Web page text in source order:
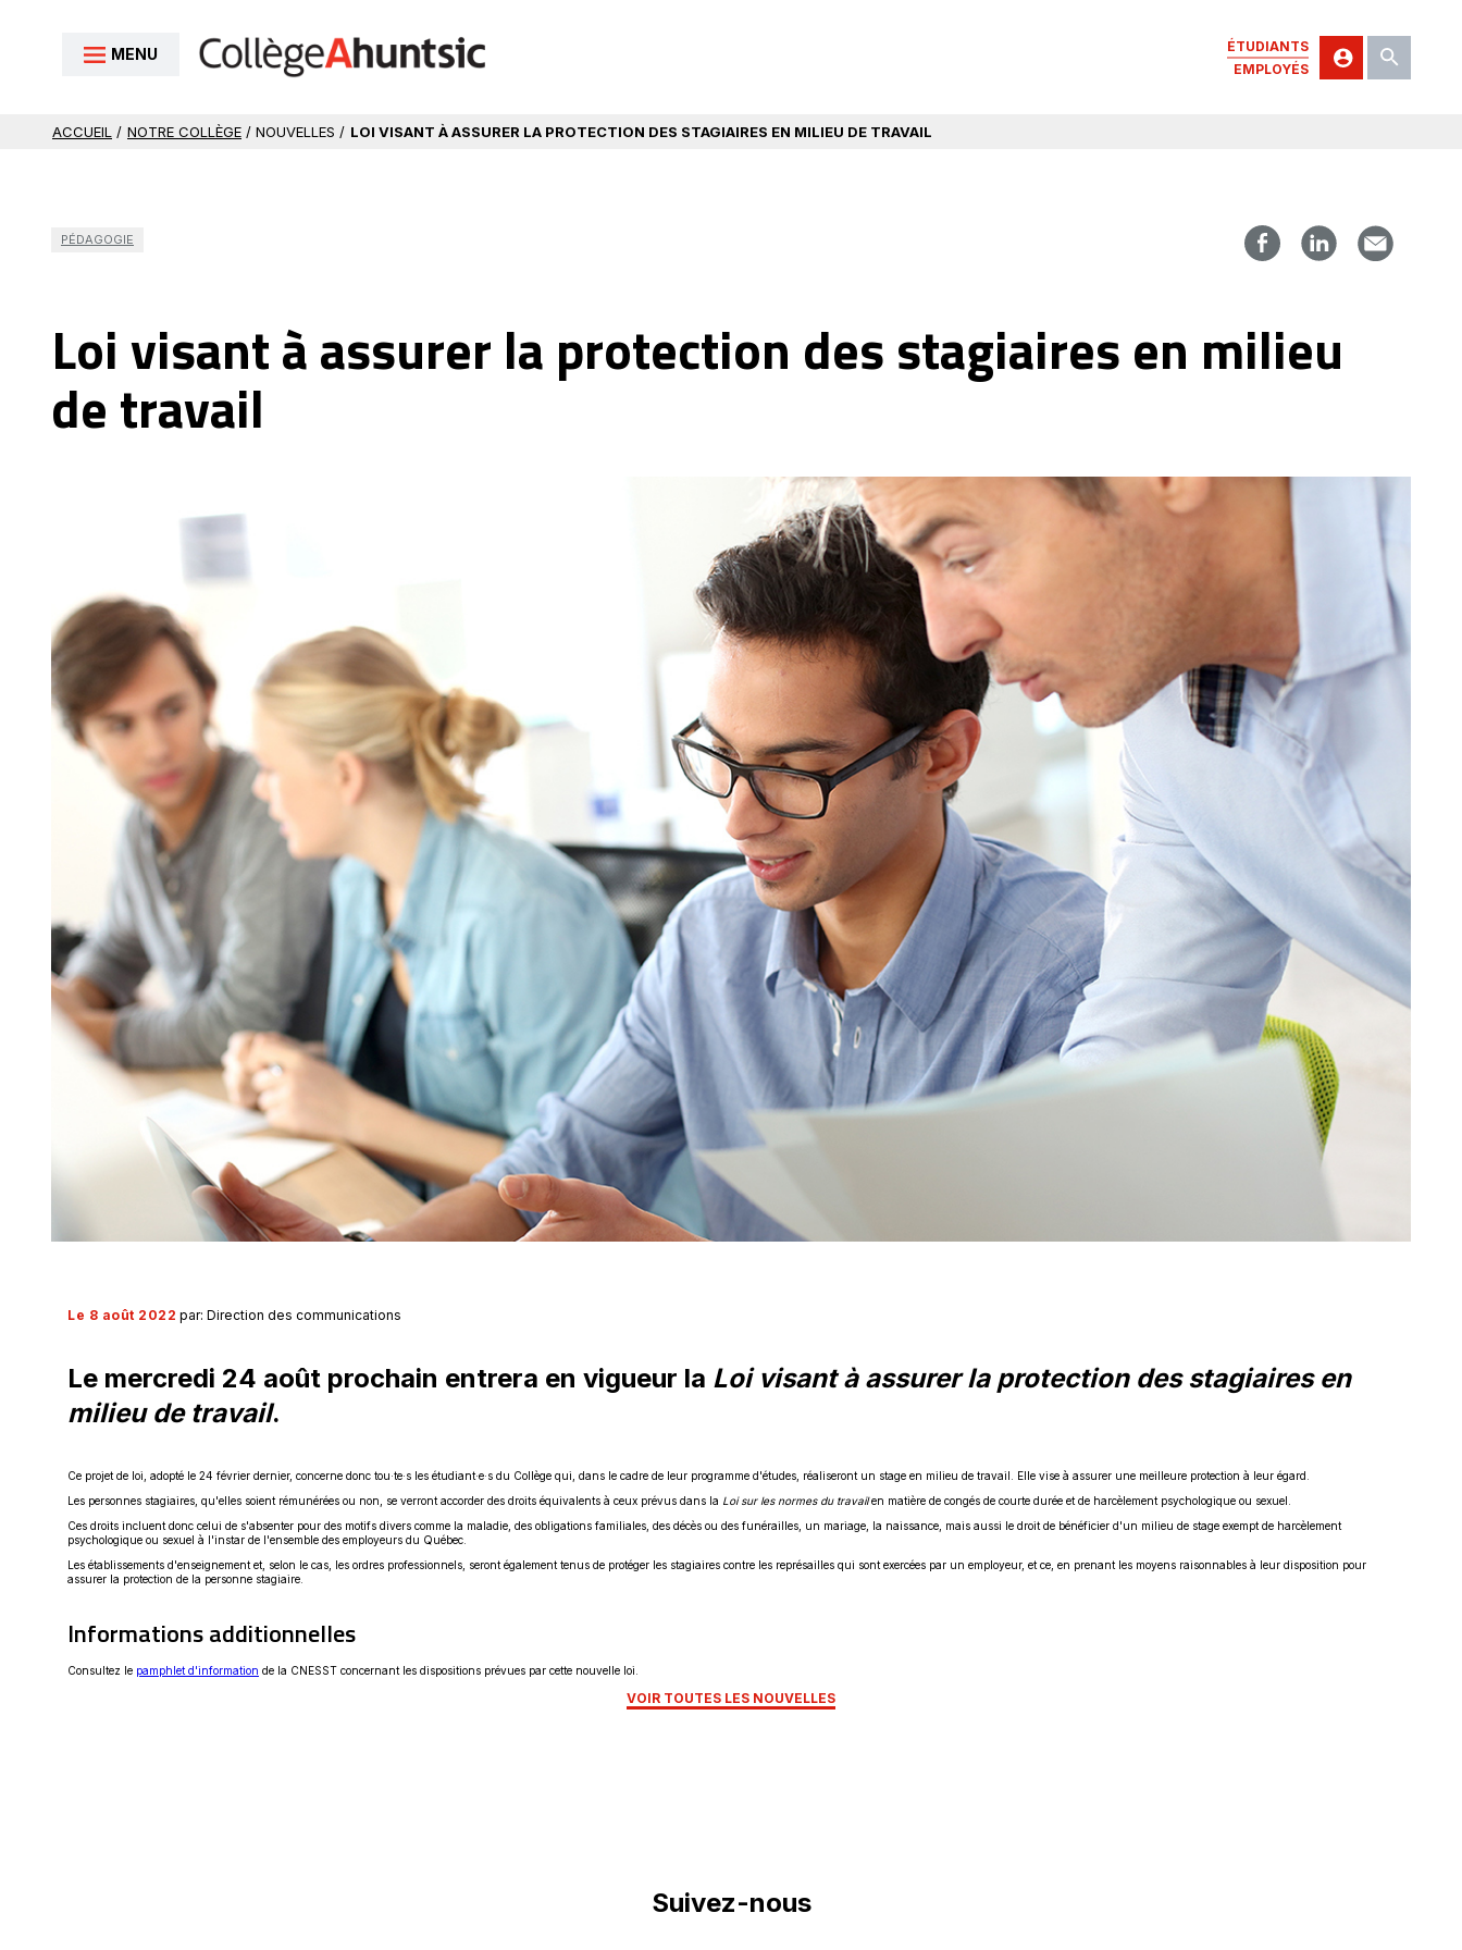
MENU
ÉTUDIANTS
EMPLOYÉS
ACCUEIL / NOTRE COLLÈGE / NOUVELLES / LOI VISANT À ASSURER LA PROTECTION DES STAGIAIRES EN MILIEU DE TRAVAIL
PÉDAGOGIE
Loi visant à assurer la protection des stagiaires en milieu
de travail
Le 8 août 2022 par: Direction des communications
Le mercredi 24 août prochain entrera en vigueur la Loi visant à assurer la protection des stagiaires en
milieu de travail.
Ce projet de loi, adopté le 24 février dernier, concerne donc tou·te·s les étudiant·e·s du Collège qui, dans le cadre de leur programme d'études, réaliseront un stage en milieu de travail. Elle vise à assurer une meilleure protection à leur égard.
Les personnes stagiaires, qu'elles soient rémunérées ou non, se verront accorder des droits équivalents à ceux prévus dans la Loi sur les normes du travailen matière de congés de courte durée et de harcèlement psychologique ou sexuel.
Ces droits incluent donc celui de s'absenter pour des motifs divers comme la maladie, des obligations familiales, des décès ou des funérailles, un mariage, la naissance, mais aussi le droit de bénéficier d'un milieu de stage exempt de harcèlement
psychologique ou sexuel à l'instar de l'ensemble des employeurs du Québec.
Les établissements d'enseignement et, selon le cas, les ordres professionnels, seront également tenus de protéger les stagiaires contre les représailles qui sont exercées par un employeur, et ce, en prenant les moyens raisonnables à leur disposition pour
assurer la protection de la personne stagiaire.
Informations additionnelles
Consultez le pamphlet d'information Ce
de la CNESST concernant les dispositions prévues par cette nouvelle loi.
VOIR TOUTES LES NOUVELLES
Suivez-nous